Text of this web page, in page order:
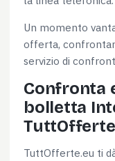
Un momento
offerta,
servizio di
Confronta
bolletta
TuttOfferte.eu ti